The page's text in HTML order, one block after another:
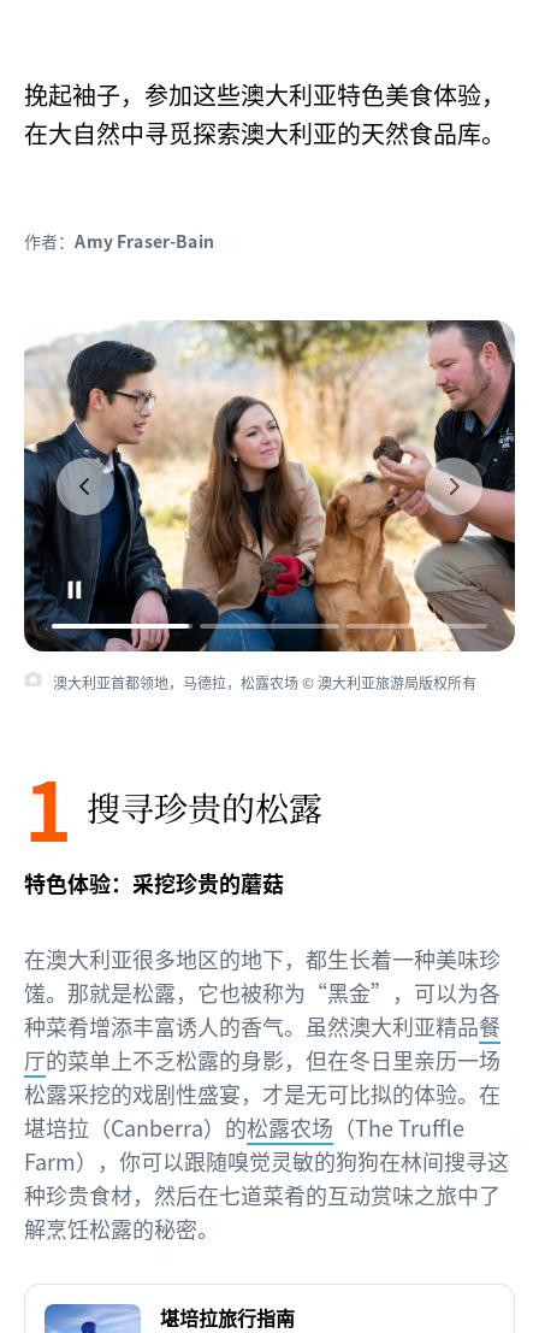
挽起袖子，参加这些澳大利亚特色美食体验，
在大自然中寻觅探索澳大利亚的天然食品库。
作者：Amy Fraser-Bain
澳大利亚首都领地，马德拉，松露农场 © 澳大利亚旅游局版权所有
澳大利亚首都领地，马德拉，松露农场 © 澳大利亚旅游局版权所有
1 搜寻珍贵的松露
特色体验：采挖珍贵的蘑菇
在澳大利亚很多地区的地下，都生长着一种美味珍
馐。那就是松露，它也被称为“黑金”，可以为各
种菜肴增添丰富诱人的香气。虽然澳大利亚精品餐
厅的菜单上不乏松露的身影，但在冬日里亲历一场
松露采挖的戏剧性盛宴，才是无可比拟的体验。在
堪培拉（Canberra）的松露农场 （The Truffle
Farm），你可以跟随嗅觉灵敏的狗狗在林间搜寻这
种珍贵食材，然后在七道菜肴的互动赏味之旅中了
解烹饪松露的秘密。
堪培拉旅行指南